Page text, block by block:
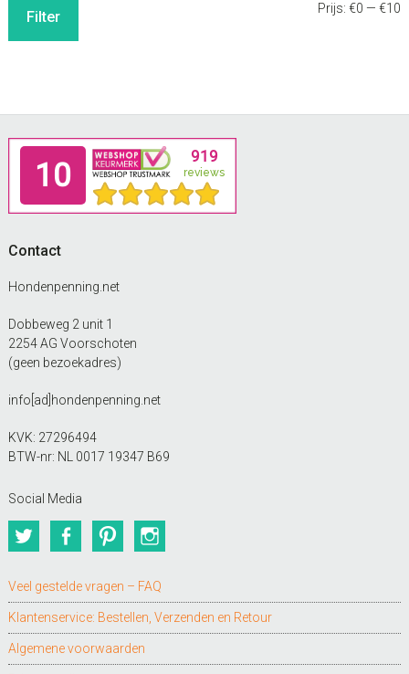
Filter Prijs:€0 —€10
Footer
Contact
Hondenpenning.net
Dobbeweg 2 unit 1
2254 AG Voorschoten
(geen bezoekadres)
info[ad]hondenpenning.net
KVK: 27296494
BTW-nr: NL 0017 19347 B69
Social Media
TwitterFacebookPinterest
Veel gestelde vragen – FAQ
Klantenservice: Bestellen, Verzenden en Retour
Algemene voorwaarden